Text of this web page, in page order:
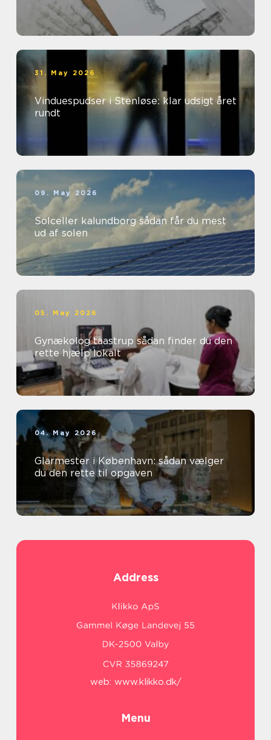
31. May 2026
Vinduespudser i Stenløse: klar udsigt året
rundt
09. May 2026
Solceller kalundborg sådan får du mest
ud af solen
05. May 2026
Gynækolog taastrup sådan finder du den
rette hjælp lokalt
04. May 2026
Glarmester i København: sådan vælger
du den rette til opgaven
Address
web: www.klikko.dk/
Menu